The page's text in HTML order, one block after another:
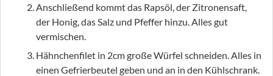
Anschließend kommt das Rapsöl, der Zitronensaft,
der Honig, das Salz und Pfeffer hinzu. Alles gut
vermischen.
Hähnchenfilet in 2cm große Würfel schneiden. Alles in
einen Gefrierbeutel geben und an in den Kühlschrank.